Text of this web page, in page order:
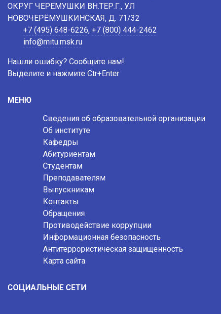
ОКРУГ ЧЕРЕМУШКИ ВН.ТЕР.Г., УЛ
НОВОЧЕРЁМУШКИНСКАЯ, Д. 71/32
+7 (495) 648-6226, +7 (800) 444-2462
info@mitu.msk.ru
Нашли ошибку? Сообщите нам!
Выделите и нажмите Ctr+Enter
МЕНЮ
Сведения об образовательной организации
Об институте
Кафедры
Абитуриентам
Студентам
Преподавателям
Выпускникам
Контакты
Обращения
Противодействие коррупции
Информационная безопасность
Антитеррористическая защищенность
Карта сайта
СОЦИАЛЬНЫЕ СЕТИ